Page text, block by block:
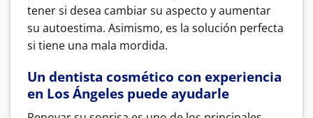
tener si desea cambiar su aspecto y aumentar
su autoestima. Asimismo, es la solución perfecta
si tiene una mala mordida.
Un dentista cosmético con experiencia
en Los Ángeles puede ayudarle